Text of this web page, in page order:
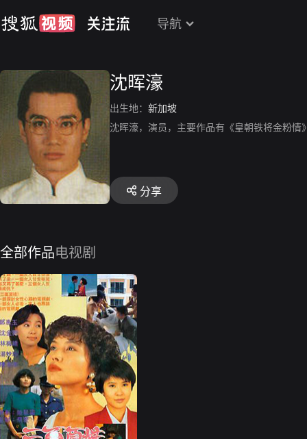
导航
沈晖濠
出生地： 新加坡
沈晖濠，演员，主要作品有《皇朝铁将金粉情
分享
全部作品电视剧